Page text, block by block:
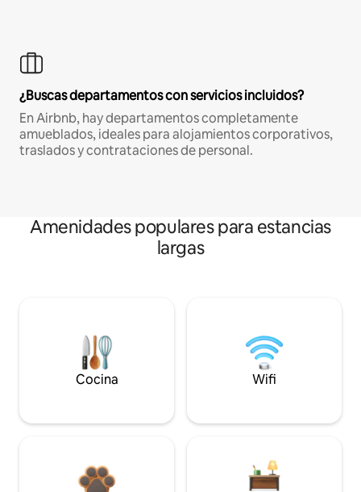
¿Buscas departamentos con servicios incluidos?
En Airbnb, hay departamentos completamente
amueblados, ideales para alojamientos corporativos,
traslados y contrataciones de personal.
Amenidades populares para estancias
largas
Cocina Wifi